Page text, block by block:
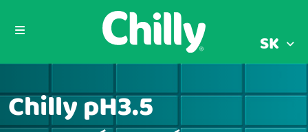
SK
Chilly pH3.5